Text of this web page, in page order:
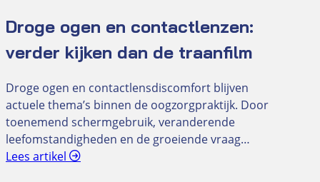
Droge ogen en contactlenzen:
verder kijken dan de traanfilm
Droge ogen en contactlensdiscomfort blijven
actuele thema’s binnen de oogzorgpraktijk. Door
toenemend schermgebruik, veranderende
leefomstandigheden en de groeiende vraag…
Lees artikel